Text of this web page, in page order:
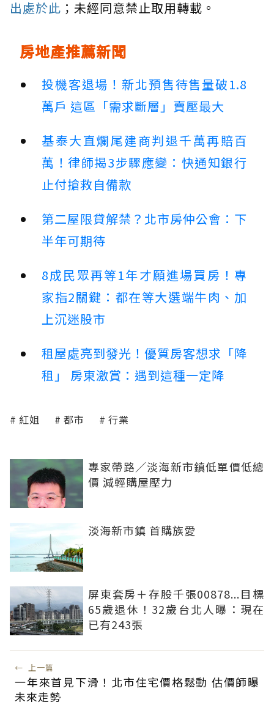
出處於此 ；未經同意禁止取用轉載。
房地產推薦新聞
投機客退場！新北預售待售量破1.8
萬戶 這區「需求斷層」賣壓最大
基泰大直爛尾建商判退千萬再賠百
萬！律師揭3步驟應變：快通知銀行
止付搶救自備款
第二屋限貸解禁？北市房仲公會：下
半年可期待
8成民眾再等1年才願進場買房！專
家指2關鍵：都在等大選端牛肉、加
上沉迷股市
租屋處亮到發光！優質房客想求「降
租」 房東激賞：遇到這種一定降
紅姐 都市 行業
專家帶路／淡海新市鎮低單價低總
價 減輕購屋壓力
淡海新市鎮 首購族愛
屏東套房＋存股千張00878...目標
65歲退休！32歲台北人曝：現在
已有243張
← 上一篇
一年來首見下滑！北市住宅價格鬆動 估價師曝
未來走勢